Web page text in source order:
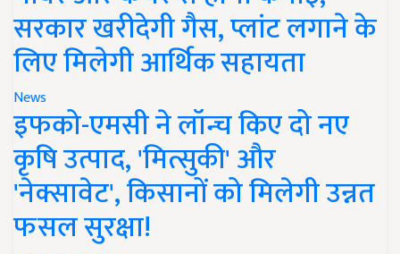
सरकार खरीदेगी गैस, प्लांट लगाने के
लिए मिलेगी आर्थिक सहायता
News
इफको-एमसी ने लॉन्च किए दो नए
कृषि उत्पाद, 'मित्सुकी' और
'नेक्सावेट', किसानों को मिलेगी उन्नत
फसल सुरक्षा!